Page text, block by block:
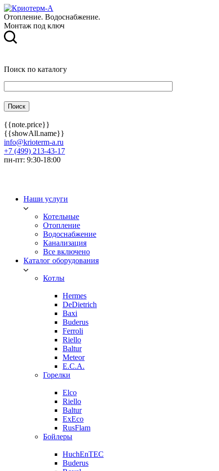
Отопление. Водоснабжение.
Монтаж под ключ
Поиск по каталогу
{{note.price}}
{{showAll.name}}
info@krioterm-a.ru
+7 (499) 213-43-17
пн-пт: 9:30-18:00
Наши услуги
Котельные
Отопление
Водоснабжение
Канализация
Все включено
Каталог оборудования
Котлы
Hermes
DeDietrich
Baxi
Buderus
Ferroli
Riello
Baltur
Meteor
E.C.A.
Горелки
Elco
Riello
Baltur
ExEco
RusFlam
Бойлеры
HuchEnTEC
Buderus